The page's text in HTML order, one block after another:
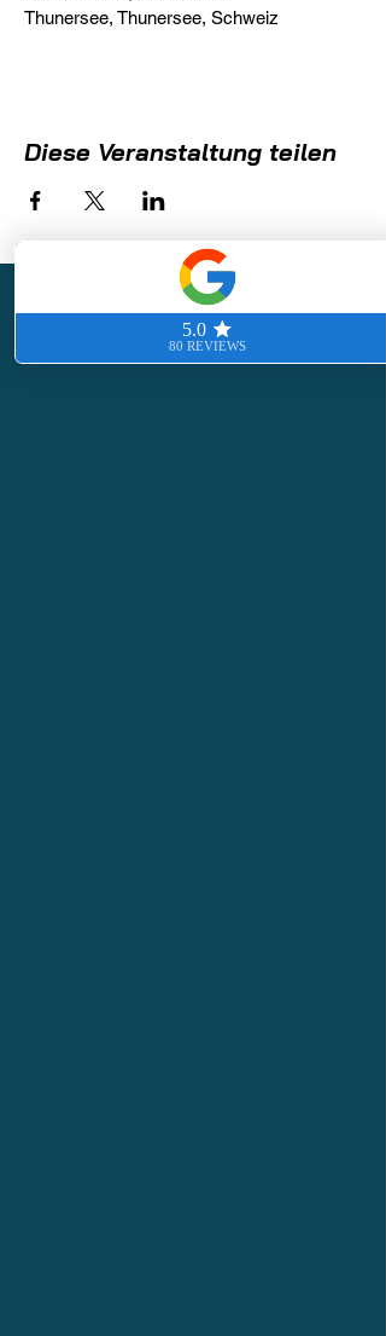
Thunersee, Thunersee, Schweiz
Diese Veranstaltung teilen